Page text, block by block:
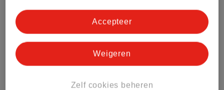
Dit product heeft (nog) geen Nature
Impact Score.
Zelf cookies beheren
Weigeren
Accepteer